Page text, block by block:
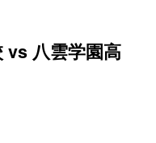
vs 八雲学園高